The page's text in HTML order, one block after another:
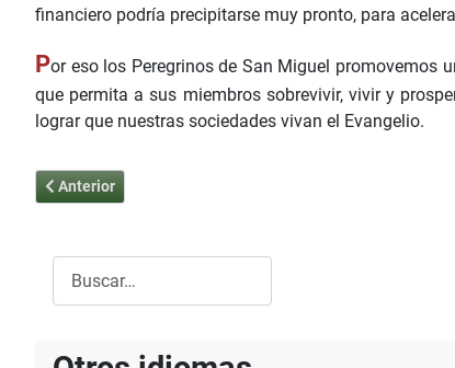
financiero podría precipitarse muy pronto, para
Por eso los Peregrinos de San Miguel promovemos
que permita a sus miembros sobrevivir, vivir y
lograr que nuestras sociedades vivan el Evangelio.
Artículo anterior: Dioses de nuestro tiempo
Anterior